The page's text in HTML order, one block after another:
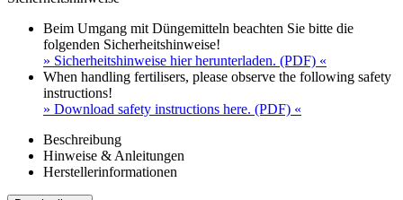
Beim Umgang mit Düngemitteln beachten Sie bitte die
folgenden Sicherheitshinweise!
» Sicherheitshinweise hier herunterladen. (PDF) «
When handling fertilisers, please observe the following safety
instructions!
» Download safety instructions here. (PDF) «
Beschreibung
Hinweise & Anleitungen
Herstellerinformationen